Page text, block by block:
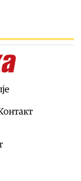
на
на повеќе од
за
од